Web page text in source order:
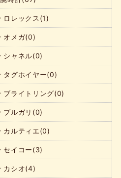
ロレックス(1)
オメガ(0)
シャネル(0)
タグホイヤー(0)
ブライトリング(0)
ブルガリ(0)
カルティエ(0)
セイコー(3)
カシオ(4)